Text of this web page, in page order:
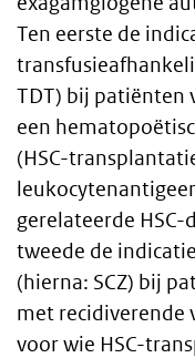
Ten eerste de
TDT) bij patiënten
een
(HSC-
gerelateerde
tweede de
(hierna: SCZ) bij
met recidiverende
voor wie HSC-